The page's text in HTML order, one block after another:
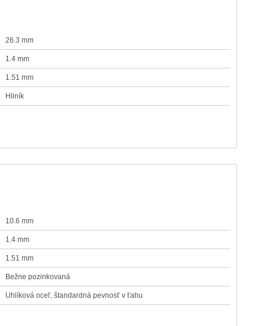
26.3 mm
1.4 mm
1.51 mm
Hliník
10.6 mm
1.4 mm
1.51 mm
Bežne pozinkovaná
Uhlíková oceľ, štandardná pevnosť v ťahu